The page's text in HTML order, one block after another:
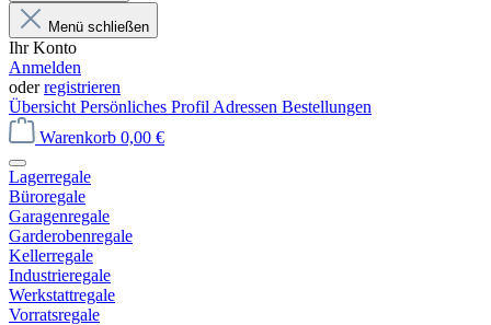
Menü schließen
Ihr Konto
Anmelden
oderregistrieren
Übersicht Persönliches Profil Adressen Bestellungen
Warenkorb 0,00 €
Lagerregale
Büroregale
Garagenregale
Garderobenregale
Kellerregale
Industrieregale
Werkstattregale
Vorratsregale